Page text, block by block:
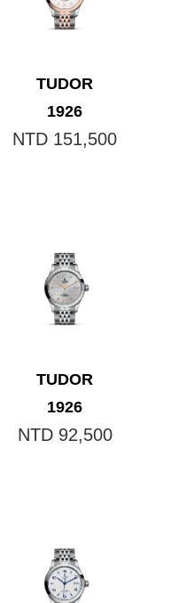
TUDOR
1926
NTD 151,500
TUDOR
1926
NTD 92,500